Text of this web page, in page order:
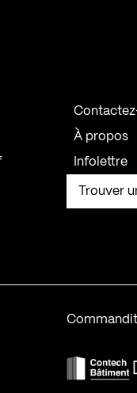
À propos
Infolettre
Trouver